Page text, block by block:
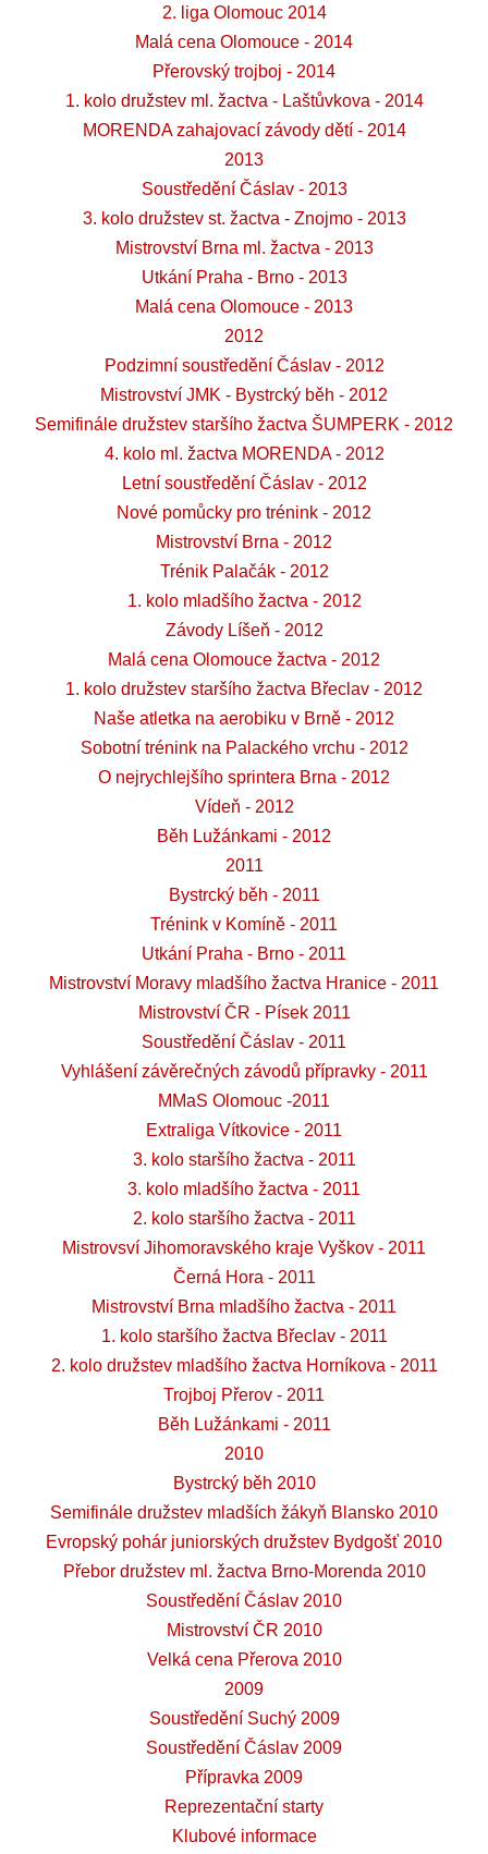
2. liga Olomouc 2014
Malá cena Olomouce - 2014
Přerovský trojboj - 2014
1. kolo družstev ml. žactva - Laštůvkova - 2014
MORENDA zahajovací závody dětí - 2014
2013
Soustředění Čáslav - 2013
3. kolo družstev st. žactva - Znojmo - 2013
Mistrovství Brna ml. žactva - 2013
Utkání Praha - Brno - 2013
Malá cena Olomouce - 2013
2012
Podzimní soustředění Čáslav - 2012
Mistrovství JMK - Bystrcký běh - 2012
Semifinále družstev staršího žactva ŠUMPERK - 2012
4. kolo ml. žactva MORENDA - 2012
Letní soustředění Čáslav - 2012
Nové pomůcky pro trénink - 2012
Mistrovství Brna - 2012
Trénik Palačák - 2012
1. kolo mladšího žactva - 2012
Závody Líšeň - 2012
Malá cena Olomouce žactva - 2012
1. kolo družstev staršího žactva Břeclav - 2012
Naše atletka na aerobiku v Brně - 2012
Sobotní trénink na Palackého vrchu - 2012
O nejrychlejšího sprintera Brna - 2012
Vídeň - 2012
Běh Lužánkami - 2012
2011
Bystrcký běh - 2011
Trénink v Komíně - 2011
Utkání Praha - Brno - 2011
Mistrovství Moravy mladšího žactva Hranice - 2011
Mistrovství ČR - Písek 2011
Soustředění Čáslav - 2011
Vyhlášení závěrečných závodů přípravky - 2011
MMaS Olomouc -2011
Extraliga Vítkovice - 2011
3. kolo staršího žactva - 2011
3. kolo mladšího žactva - 2011
2. kolo staršího žactva - 2011
Mistrovsví Jihomoravského kraje Vyškov - 2011
Černá Hora - 2011
Mistrovství Brna mladšího žactva - 2011
1. kolo staršího žactva Břeclav - 2011
2. kolo družstev mladšího žactva Horníkova - 2011
Trojboj Přerov - 2011
Běh Lužánkami - 2011
2010
Bystrcký běh 2010
Semifinále družstev mladších žákyň Blansko 2010
Evropský pohár juniorských družstev Bydgošť 2010
Přebor družstev ml. žactva Brno-Morenda 2010
Soustředění Čáslav 2010
Mistrovství ČR 2010
Velká cena Přerova 2010
2009
Soustředění Suchý 2009
Soustředění Čáslav 2009
Přípravka 2009
Reprezentační starty
Klubové informace